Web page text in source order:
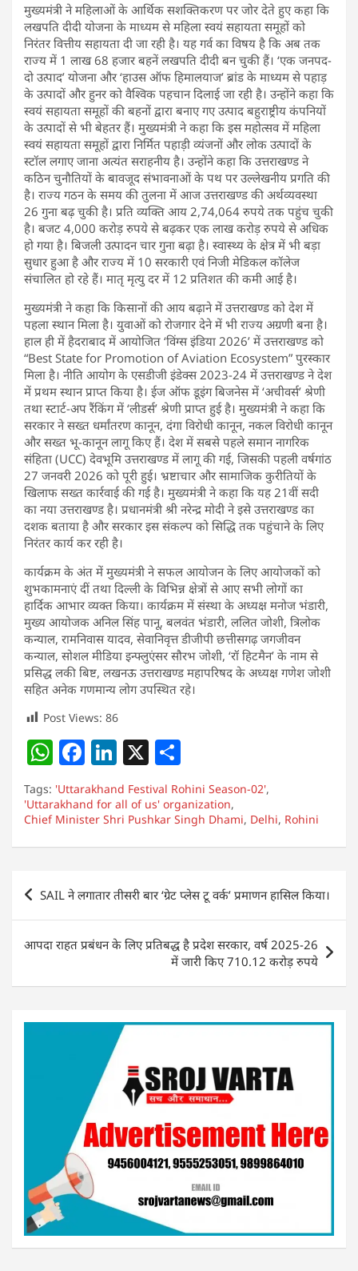
मुख्यमंत्री ने महिलाओं के आर्थिक सशक्तिकरण पर जोर देते हुए कहा कि
लखपति दीदी योजना के माध्यम से महिला स्वयं सहायता समूहों को
निरंतर वित्तीय सहायता दी जा रही है। यह गर्व का विषय है कि अब तक
राज्य में 1 लाख 68 हजार बहनें लखपति दीदी बन चुकी हैं। ‘एक जनपद-
दो उत्पाद’ योजना और ‘हाउस ऑफ हिमालयाज’ ब्रांड के माध्यम से पहाड़
के उत्पादों और हुनर को वैश्विक पहचान दिलाई जा रही है। उन्होंने कहा कि
स्वयं सहायता समूहों की बहनों द्वारा बनाए गए उत्पाद बहुराष्ट्रीय कंपनियों
के उत्पादों से भी बेहतर हैं। मुख्यमंत्री ने कहा कि इस महोत्सव में महिला
स्वयं सहायता समूहों द्वारा निर्मित पहाड़ी व्यंजनों और लोक उत्पादों के
स्टॉल लगाए जाना अत्यंत सराहनीय है। उन्होंने कहा कि उत्तराखण्ड ने
कठिन चुनौतियों के बावजूद संभावनाओं के पथ पर उल्लेखनीय प्रगति की
है। राज्य गठन के समय की तुलना में आज उत्तराखण्ड की अर्थव्यवस्था
26 गुना बढ़ चुकी है। प्रति व्यक्ति आय 2,74,064 रुपये तक पहुंच चुकी
है। बजट 4,000 करोड़ रुपये से बढ़कर एक लाख करोड़ रुपये से अधिक
हो गया है। बिजली उत्पादन चार गुना बढ़ा है। स्वास्थ्य के क्षेत्र में भी बड़ा
सुधार हुआ है और राज्य में 10 सरकारी एवं निजी मेडिकल कॉलेज
संचालित हो रहे हैं। मातृ मृत्यु दर में 12 प्रतिशत की कमी आई है।
मुख्यमंत्री ने कहा कि किसानों की आय बढ़ाने में उत्तराखण्ड को देश में
पहला स्थान मिला है। युवाओं को रोजगार देने में भी राज्य अग्रणी बना है।
हाल ही में हैदराबाद में आयोजित ‘विंग्स इंडिया 2026’ में उत्तराखण्ड को
“Best State for Promotion of Aviation Ecosystem” पुरस्कार
मिला है। नीति आयोग के एसडीजी इंडेक्स 2023-24 में उत्तराखण्ड ने देश
में प्रथम स्थान प्राप्त किया है। ईज ऑफ डूइंग बिजनेस में ‘अचीवर्स’ श्रेणी
तथा स्टार्ट-अप रैंकिंग में ‘लीडर्स’ श्रेणी प्राप्त हुई है। मुख्यमंत्री ने कहा कि
सरकार ने सख्त धर्मांतरण कानून, दंगा विरोधी कानून, नकल विरोधी कानून
और सख्त भू-कानून लागू किए हैं। देश में सबसे पहले समान नागरिक
संहिता (UCC) देवभूमि उत्तराखण्ड में लागू की गई, जिसकी पहली वर्षगांठ
27 जनवरी 2026 को पूरी हुई। भ्रष्टाचार और सामाजिक कुरीतियों के
खिलाफ सख्त कार्रवाई की गई है। मुख्यमंत्री ने कहा कि यह 21वीं सदी
का नया उत्तराखण्ड है। प्रधानमंत्री श्री नरेन्द्र मोदी ने इसे उत्तराखण्ड का
दशक बताया है और सरकार इस संकल्प को सिद्धि तक पहुंचाने के लिए
निरंतर कार्य कर रही है।
कार्यक्रम के अंत में मुख्यमंत्री ने सफल आयोजन के लिए आयोजकों को
शुभकामनाएं दीं तथा दिल्ली के विभिन्न क्षेत्रों से आए सभी लोगों का
हार्दिक आभार व्यक्त किया। कार्यक्रम में संस्था के अध्यक्ष मनोज भंडारी,
मुख्य आयोजक अनिल सिंह पानू, बलवंत भंडारी, ललित जोशी, त्रिलोक
कन्याल, रामनिवास यादव, सेवानिवृत्त डीजीपी छत्तीसगढ़ जगजीवन
कन्याल, सोशल मीडिया इन्फ्लुएंसर सौरभ जोशी, ‘रॉ हिटमैन’ के नाम से
प्रसिद्ध लकी बिष्ट, लखनऊ उत्तराखण्ड महापरिषद के अध्यक्ष गणेश जोशी
सहित अनेक गणमान्य लोग उपस्थित रहे।
Post Views: 86
W
h
at
s
A
p
F
a
c
e
b
o
k
Li
n
k
e
dI
n
X
h
ar
e
Tags: 'Uttarakhand Festival Rohini Season-02',
'Uttarakhand for all of us' organization,
Chief Minister Shri Pushkar Singh Dhami, Delhi, Rohini
Post
navigation
SAIL ने लगातार तीसरी बार ‘ग्रेट प्लेस टू वर्क’ प्रमाणन हासिल किया।
आपदा राहत प्रबंधन के लिए प्रतिबद्ध है प्रदेश सरकार, वर्ष 2025-26
में जारी किए 710.12 करोड़ रुपये